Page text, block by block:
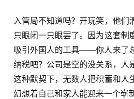
入管局不知道吗？开玩笑，他们
只眼闭一只眼罢了。因为这套制
吸引外国人的工具——你人来了
纳税吧？公司是空的没关系，人
这种默契下，无数人把积蓄和人
幻想着自己和家人能迎来一个崭